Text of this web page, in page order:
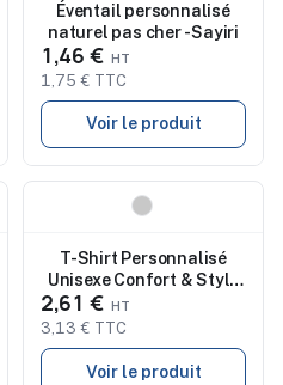
Éventail personnalisé
naturel pas cher - Sayiri
1,46 €
1,75 € TTC
Voir le produit
T-Shirt Personnalisé
Unisexe Confort & Style
Adulte - Vega
2,61 €
3,13 € TTC
Voir le produit